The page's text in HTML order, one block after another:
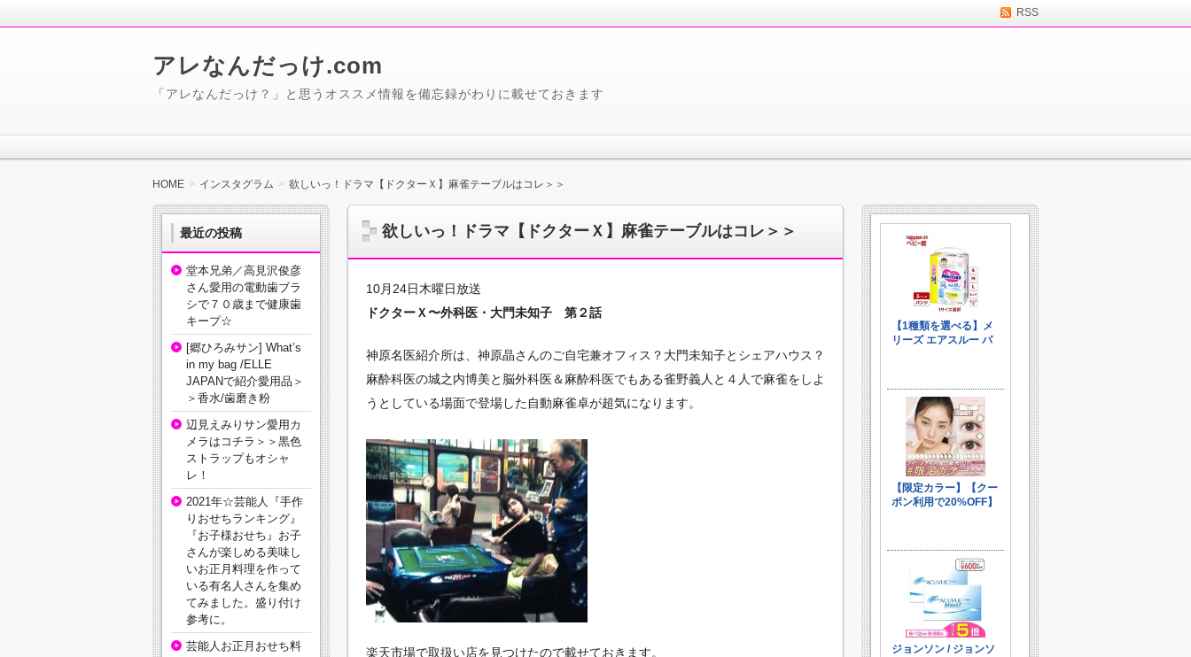
RSS
アレなんだっけ.com
「アレなんだっけ？」と思うオススメ情報を備忘録がわりに載せておきます
HOME インスタグラム 欲しいっ！ドラマ【ドクターＸ】麻雀テーブルはコレ＞＞
欲しいっ！ドラマ【ドクターＸ】麻雀テーブルはコレ＞＞
10月24日木曜日放送
ドクターＸ〜外科医・大門未知子 第２話
神原名医紹介所は、神原晶さんのご自宅兼オフィス？大門未知子とシェアハウス？
麻酔科医の城之内博美と脳外科医＆麻酔科医でもある雀野義人と４人で麻雀をしよ
うとしている場面で登場した自動麻雀卓が超気になります。
楽天市場で取扱い店を見つけたので載せておきます。
最近の投稿
堂本兄弟／高見沢俊彦
さん愛用の電動歯ブラ
シで７０歳まで健康歯
キープ☆
[郷ひろみサン] What’s
in my bag /ELLE
JAPANで紹介愛用品＞
＞香水/歯磨き粉
辺見えみりサン愛用カ
メラはコチラ＞＞黒色
ストラップもオシャ
レ！
2021年☆芸能人『手作
りおせちランキング』
『お子様おせち』お子
さんが楽しめる美味し
いお正月料理を作って
いる有名人さんを集め
てみました。盛り付け
参考に。
芸能人お正月おせち料